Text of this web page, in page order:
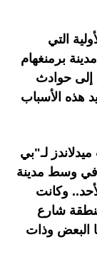
التي
برمنغهام
إلى حوادث
هذه الأسباب
لـ"بي
وسط مدينة
وكانت
شارع
البعض وذات